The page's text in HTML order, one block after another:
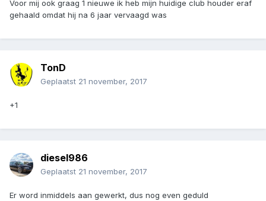
Voor mij ook graag 1 nieuwe ik heb mijn huidige club houder eraf
gehaald omdat hij na 6 jaar vervaagd was
TonD
Geplaatst 21 november, 2017
+1
diesel986
Geplaatst 21 november, 2017
Er word inmiddels aan gewerkt, dus nog even geduld